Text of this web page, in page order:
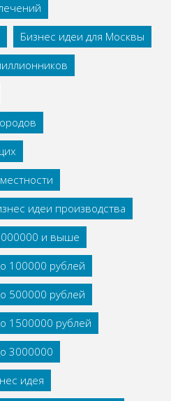
Бизнес идеи для Москвы
идеи производства
и выше
100000 рублей
500000 рублей
1500000 рублей
3000000
идея